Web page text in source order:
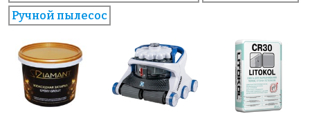
Ручной пылесос